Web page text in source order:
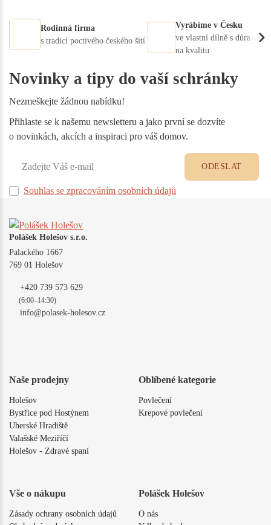
Rodinná firma
s tradicí poctivého českého šití
Vyrábíme v Česku
ve vlastní dílně s důrazem
na kvalitu
Novinky a tipy do vaší schránky
Nezmeškejte žádnou nabídku!
Přihlaste se k našemu newsletteru a jako první se dozvíte
o novinkách, akcích a inspiraci pro váš domov.
Souhlas se zpracováním osobních údajů
ODESLAT
Polášek Holešov s.r.o.
Palackého 1667
769 01 Holešov
+420 739 573 629
(6:00–14:30)
info@polasek-holesov.cz
Naše prodejny
Holešov
Bystřice pod Hostýnem
Uherské Hradiště
Valašské Meziříčí
Holešov - Zdravé spaní
Oblíbené kategorie
Povlečení
Krepové povlečení
Vše o nákupu
Zásady ochrany osobních údajů
Polášek Holešov
O nás